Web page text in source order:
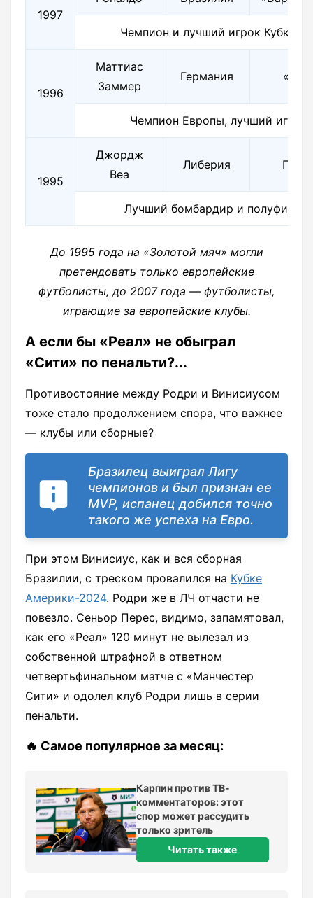
1997
Чемпион и лучший игрок Кубка
1996
Маттиас
Заммер
Германия
Чемпион Европы, лучший игрок
1995
Джордж
Веа
Либерия ПСЖ/
Лучший бомбардир и
До 1995 года на «Золотой мяч» могли
претендовать только европейские
футболисты, до 2007 года — футболисты,
играющие за европейские клубы.
А если бы «Реал» не обыграл
«Сити» по пенальти?...
Противостояние между Родри и Винисиусом
тоже стало продолжением спора, что важнее
— клубы или сборные?
Бразилец выиграл Лигу
чемпионов и был признан ее
MVP, испанец добился точно
такого же успеха на Евро.
При этом Винисиус, как и вся сборная
Бразилии, с треском провалился на Кубке
Америки-2024. Родри же в ЛЧ отчасти не
повезло. Сеньор Перес, видимо, запамятовал,
как его «Реал» 120 минут не вылезал из
собственной штрафной в ответном
четвертьфинальном матче с «Манчестер
Сити» и одолел клуб Родри лишь в серии
пенальти.
🔥 Самое популярное за месяц:
Карпин против ТВ-
комментаторов: этот
спор может рассудить
только зритель
Читать также